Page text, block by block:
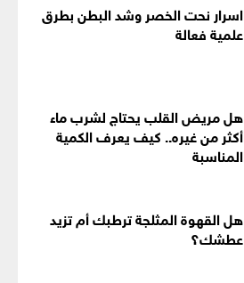
اسرار نحت الخصر وشد البطن بطرق
علمية فعالة
هل مريض القلب يحتاج لشرب ماء
أكثر من غيره.. كيف يعرف الكمية
المناسبة
هل القهوة المثلجة ترطبك أم تزيد
عطشك؟